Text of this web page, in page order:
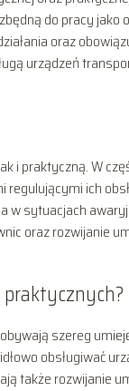
do pracy jako
oraz
urządzeń
i praktyczną. W
ich
sytuacjach
oraz rozwijanie
szereg
obsługiwać
także rozwijanie